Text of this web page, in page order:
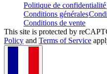
Politique de confidentialité
Conditions générales
Conditions de vente
This site is protected by
Policy and Terms of Service